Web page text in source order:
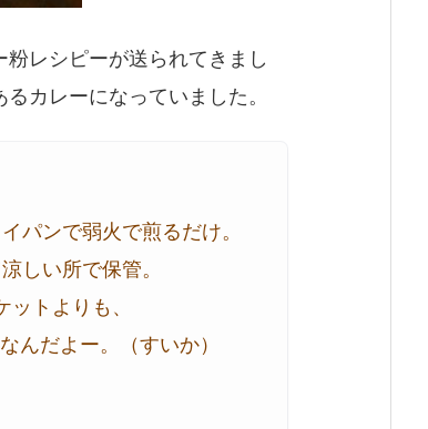
レシピーが送られてきまし
カレーになっていました。
パンで弱火で煎るだけ。
しい所で保管。
トよりも、
んだよー。（すいか）